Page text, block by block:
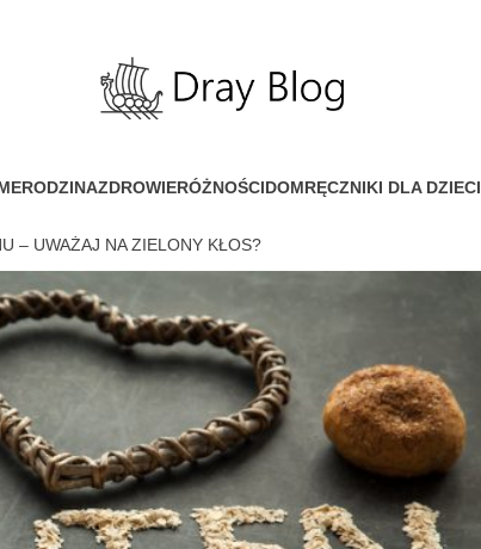
RODZINAZDROWIERÓŻNOŚCIDOMRĘCZNIKI DLA DZIECI
– UWAŻAJ NA ZIELONY KŁOS?